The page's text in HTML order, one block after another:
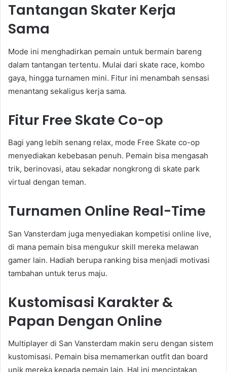
Tantangan Skater Kerja
Sama
Mode ini menghadirkan pemain untuk bermain bareng
dalam tantangan tertentu. Mulai dari skate race, kombo
gaya, hingga turnamen mini. Fitur ini menambah sensasi
menantang sekaligus kerja sama.
Fitur Free Skate Co-op
Bagi yang lebih senang relax, mode Free Skate co-op
menyediakan kebebasan penuh. Pemain bisa mengasah
trik, berinovasi, atau sekadar nongkrong di skate park
virtual dengan teman.
Turnamen Online Real-Time
San Vansterdam juga menyediakan kompetisi online live,
di mana pemain bisa mengukur skill mereka melawan
gamer lain. Hadiah berupa ranking bisa menjadi motivasi
tambahan untuk terus maju.
Kustomisasi Karakter &
Papan Dengan Online
Multiplayer di San Vansterdam makin seru dengan sistem
kustomisasi. Pemain bisa memamerkan outfit dan board
unik mereka kepada pemain lain. Hal ini menciptakan